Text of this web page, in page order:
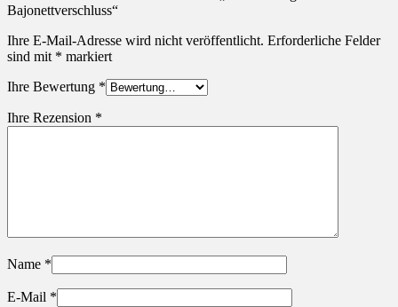
Bajonettverschluss“
Ihre E-Mail-Adresse wird nicht veröffentlicht. Erforderliche Felder
sind mit * markiert
Ihre Bewertung *
Ihre Rezension *
Name *
E-Mail *